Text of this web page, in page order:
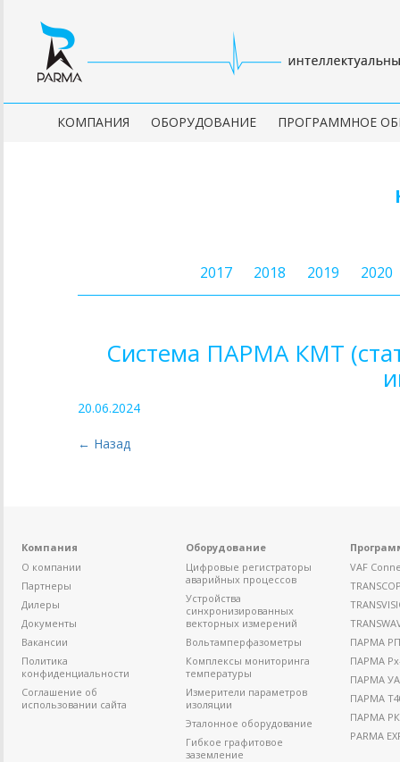
КОМПАНИЯ ОБОРУДОВАНИЕ ПРОГРАММНОЕ
2017 2018 2019 2020
Система ПАРМА КМТ
20.06.2024
← Назад
Компания
О компании
Партнеры
Дилеры
Документы
Вакансии
Политика
конфиденциальности
Соглашение об
использовании сайта
Оборудование
Цифровые регистраторы
аварийных процессов
Устройства
синхронизированных
векторных измерений
Вольтамперфазометры
Комплексы мониторинга
температуры
Измерители параметров
изоляции
Эталонное оборудование
Гибкое графитовое
заземление
VAF
ПАРМА
ПАРМА
ПАРМА
ПАРМА
ПАРМА
PARMA